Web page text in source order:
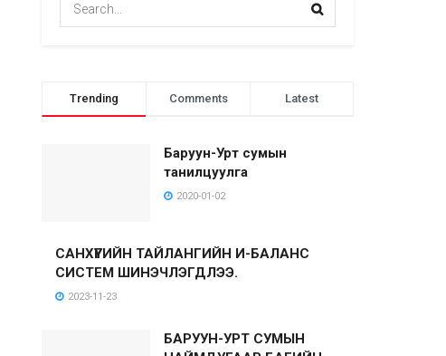
Trending Comments Latest
Баруун-Урт сумын
танилцуулга
2020-01-02
САНХҮҮГИЙН ТАЙЛАНГИЙН И-БАЛАНС
СИСТЕМ ШИНЭЧЛЭГДЛЭЭ.
2023-11-23
БАРУУН-УРТ СУМЫН